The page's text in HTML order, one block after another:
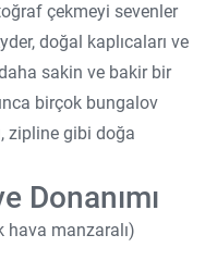
çekmeyi sevenler
doğal kaplıcaları ve
sakin ve bakir bir
birçok bungalov
zipline gibi doğa
Donanımı
hava manzaralı)